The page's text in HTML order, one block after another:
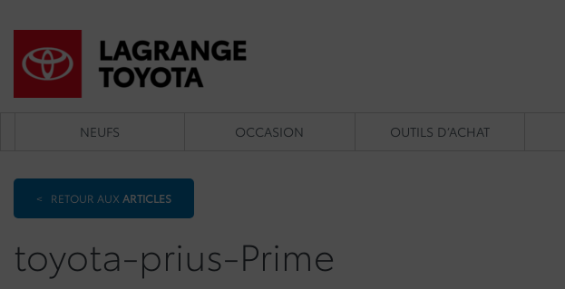
NEUFS OCCASION OUTILS D’ACHAT
< RETOUR AUX ARTICLES
toyota-prius-Prime